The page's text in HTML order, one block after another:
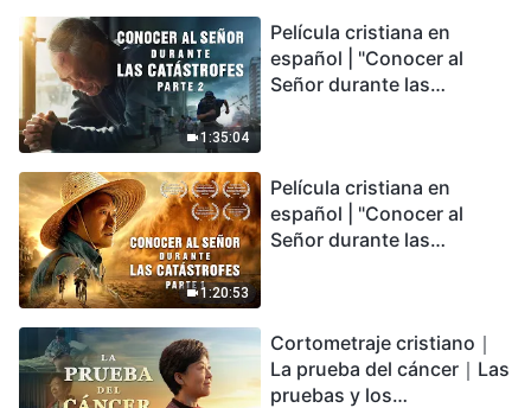
1:35:04
Película cristiana en
español | "Conocer al
Señor durante las
podemos sobrevivir?
1:20:53
Película cristiana en
español | "Conocer al
Señor durante las
encontrarás refugio?
Cortometraje cristiano｜
La prueba del cáncer｜Las
pruebas y los